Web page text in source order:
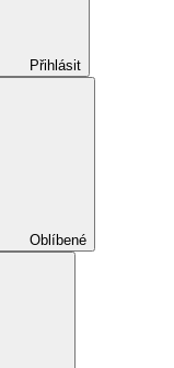
Přihlásit
Oblíbené